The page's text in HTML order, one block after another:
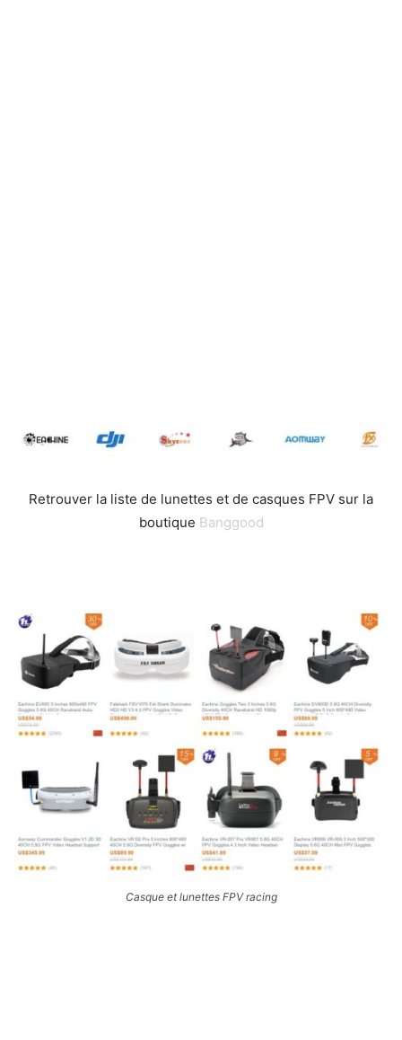
Retrouver la liste de lunettes et de casques FPV sur la
boutique Banggood
Casque et lunettes FPV racing